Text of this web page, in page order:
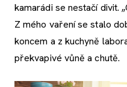
kamarádi se nestačí divit.
Z mého vaření se stalo
koncem a z kuchyně
překvapivé vůně a chutě.